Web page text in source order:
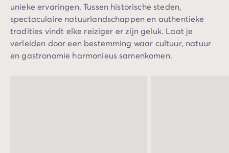
unieke ervaringen. Tussen historische steden,
spectaculaire natuurlandschappen en authentieke
tradities vindt elke reiziger er zijn geluk. Laat je
verleiden door een bestemming waar cultuur, natuur
en gastronomie harmonieus samenkomen.